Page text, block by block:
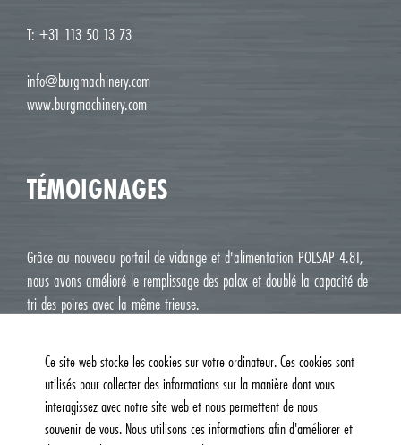
T: +31 113 50 13 73
info@burgmachinery.com
www.burgmachinery.com
TÉMOIGNAGES
Grâce au nouveau portail de vidange et d'alimentation POLSAP 4.81,
nous avons amélioré le remplissage des palox et doublé la capacité de
tri des poires avec la même trieuse.
Ce site web stocke les cookies sur votre ordinateur. Ces cookies sont
utilisés pour collecter des informations sur la manière dont vous
interagissez avec notre site web et nous permettent de nous
souvenir de vous. Nous utilisons ces informations afin d'améliorer et